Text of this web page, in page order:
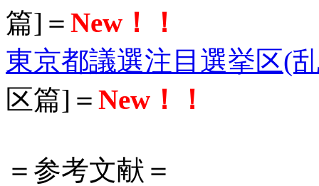
篇]＝ New！！
東京都議選注目選挙区(
区篇]＝ New！！
＝参考文献＝